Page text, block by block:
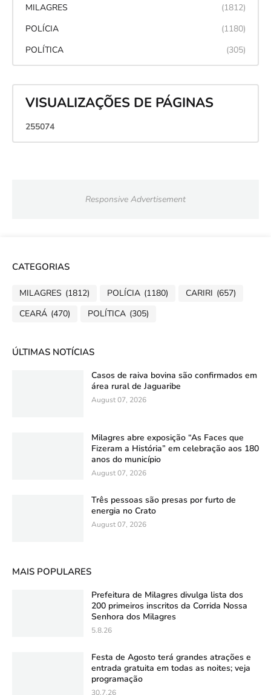
MILAGRES
(1812)
POLÍCIA
(1180)
POLÍTICA
(305)
VISUALIZAÇÕES DE PÁGINAS
255074
Responsive Advertisement
CATEGORIAS
MILAGRES (1812) POLÍCIA (1180) CARIRI (657)
CEARÁ (470) POLÍTICA (305)
ÚLTIMAS NOTÍCIAS
Casos de raiva bovina são confirmados em
área rural de Jaguaribe
August 07, 2026
Milagres abre exposição “As Faces que
Fizeram a História” em celebração aos 180
anos do município
August 07, 2026
Três pessoas são presas por furto de
energia no Crato
August 07, 2026
MAIS POPULARES
Prefeitura de Milagres divulga lista dos
200 primeiros inscritos da Corrida Nossa
Senhora dos Milagres
5.8.26
Festa de Agosto terá grandes atrações e
entrada gratuita em todas as noites; veja
programação
30.7.26